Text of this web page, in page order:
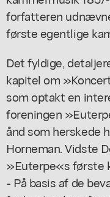
forfatteren
første egentlige
Det fyldige,
kapitel om
som optakt en
foreningen
ånd som herskede
Horneman. Vidste
»Euterpe«s første
- På basis af de